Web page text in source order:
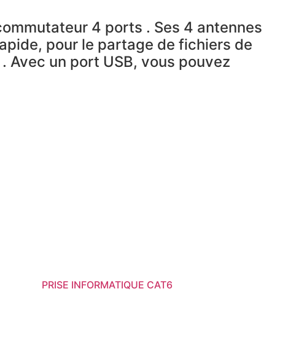
4 ports . Ses 4 antennes
pour le partage de fichiers de
Avec un port USB, vous pouvez
PRISE INFORMATIQUE CAT6